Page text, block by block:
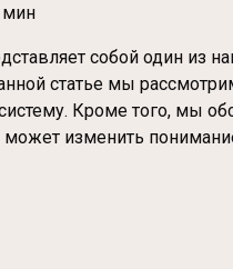
мин
собой один из
статье мы
Кроме того, мы
может изменить